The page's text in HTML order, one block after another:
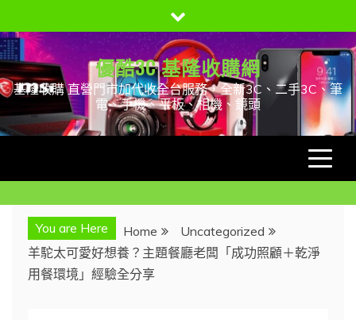
to
content
優酷3C 基隆收購網
基隆收購 直營門市加代收全台服務，全新3C、二手3C、筆
電、手機、平板、相機、鏡頭
You are Here Home
Uncategorized
羊駝太可愛好想養？主題餐廳老闆「成功照顧＋乾淨
用餐環境」經驗全分享